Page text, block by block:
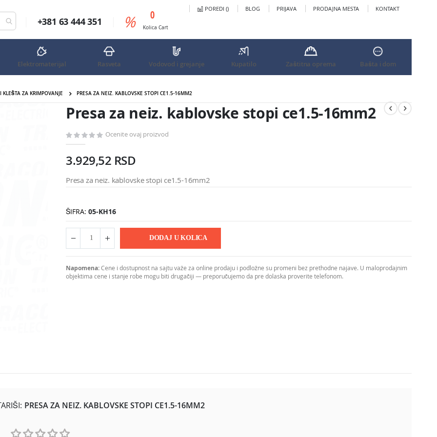
POREDI () BLOG PRIJAVA PRODAJNA MESTA KONTAKT
+381 63 444 351 % 0predmeta
Kolica Cart
Elektromaterijal Rasveta Vodovod i grejanje Kupatilo Zaštitna oprema Bašta i dom
KLEŠTA ZA KRIMPOVANJE
PRESA ZA NEIZ. KABLOVSKE STOPI CE1.5-16MM2
Presa za neiz. kablovske stopi ce1.5-16mm2
Ocenite ovaj proizvod
3.929,52 RSD
Presa za neiz. kablovske stopi ce1.5-16mm2
ŠIFRA 05-KH16
DODAJ U KOLICA
Napomena:Cene i dostupnost na sajtu važe za online prodaju i podložne su promeni bez prethodne najave. U maloprodajnim
objektima cene i stanje robe mogu biti drugačiji — preporučujemo da pre dolaska proverite telefonom.
PRESA ZA NEIZ. KABLOVSKE STOPI CE1.5-16MM2